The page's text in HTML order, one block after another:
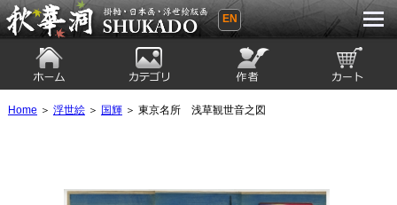
秋華洞 SHUKADO 掛軸・日本画・浮世
EN
Home ＞ 浮世絵＞ 国輝＞ 東京名所 浅草観世音之図